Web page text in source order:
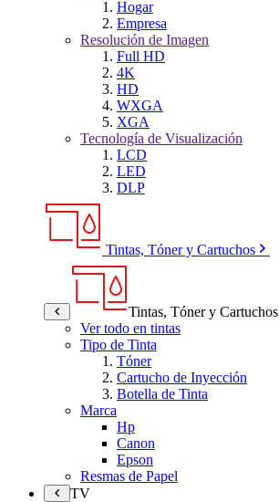
Hogar
Empresa
Resolución de Imagen
Full HD
4K
HD
WXGA
XGA
Tecnología de Visualización
LCD
LED
DLP
Tintas, Tóner y Cartuchos
Tintas, Tóner y Cartuchos
Ver todo en tintas
Tipo de Tinta
Tóner
Cartucho de Inyección
Botella de Tinta
Marca
Hp
Canon
Epson
Resmas de Papel
TV